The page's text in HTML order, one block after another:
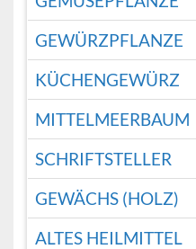
GEWÜRZPFLANZE
KÜCHENGEWÜRZ
MITTELMEERBAUM
SCHRIFTSTELLER
GEWÄCHS (HOLZ)
ALTES HEILMITTEL